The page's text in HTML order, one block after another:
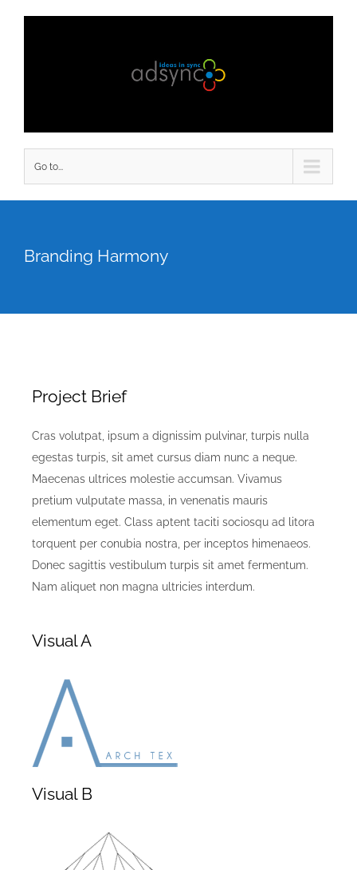
Go to...
Branding Harmony
Project Brief
Cras volutpat, ipsum a dignissim pulvinar, turpis nulla
egestas turpis, sit amet cursus diam nunc a neque.
Maecenas ultrices molestie accumsan. Vivamus
pretium vulputate massa, in venenatis mauris
elementum eget. Class aptent taciti sociosqu ad litora
torquent per conubia nostra, per inceptos himenaeos.
Donec sagittis vestibulum turpis sit amet fermentum.
Nam aliquet non magna ultricies interdum.
Visual A
Visual B